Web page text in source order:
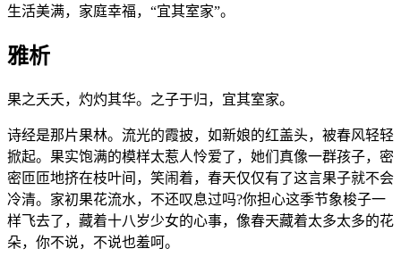
生活美满，家庭幸福，“宜其室家”。
雅析
果之夭夭，灼灼其华。之子于归，宜其室家。
诗经是那片果林。流光的霞披，如新娘的红盖头，被春风轻轻
掀起。果实饱满的模样太惹人怜爱了，她们真像一群孩子，密
密匝匝地挤在枝叶间，笑闹着，春天仅仅有了这言果子就不会
冷清。家初果花流水，不还叹息过吗?你担心这季节象梭子一
样飞去了，藏着十八岁少女的心事，像春天藏着太多太多的花
朵，你不说，不说也羞呵。